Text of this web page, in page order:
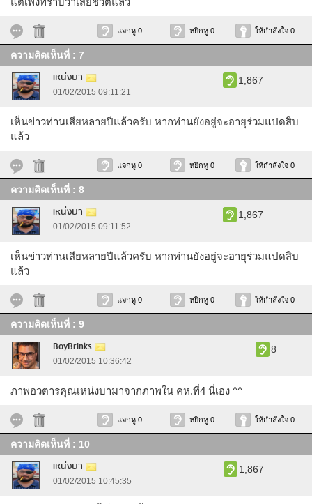
แจกหู 0 หยิกหู 0 ให้กำลังใจ 0
ความคิดเห็นที่ : 7
เหน่งบา
01/02/2015 09:11:21
1,867
เห็นข่าวท่านเสียหลายปีแล้วครับ หากท่านยังอยู่จะอายุร่วมแปดสิบ
แล้ว
แจกหู 0 หยิกหู 0 ให้กำลังใจ 0
ความคิดเห็นที่ : 8
เหน่งบา
01/02/2015 09:11:52
1,867
เห็นข่าวท่านเสียหลายปีแล้วครับ หากท่านยังอยู่จะอายุร่วมแปดสิบ
แล้ว
แจกหู 0 หยิกหู 0 ให้กำลังใจ 0
ความคิดเห็นที่ : 9
BoyBrinks
01/02/2015 10:36:42
8
ภาพอวตารคุณเหน่งบามาจากภาพใน คห.ที่4 นี่เอง ^^
แจกหู 0 หยิกหู 0 ให้กำลังใจ 0
ความคิดเห็นที่ : 10
เหน่งบา
01/02/2015 10:45:35
1,867